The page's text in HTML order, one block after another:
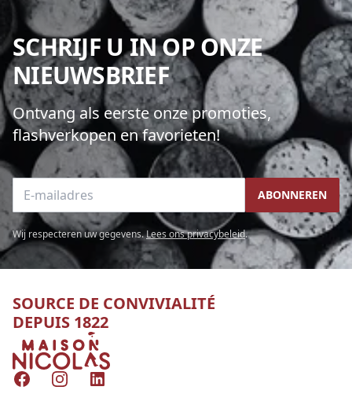
SCHRIJF U IN OP ONZE
NIEUWSBRIEF
Ontvang als eerste onze promoties,
flashverkopen en favorieten!
E-mailadres ABONNEREN
Wij respecteren uw gegevens.Lees ons privacybeleid.
SOURCE DE CONVIVIALITÉ
DEPUIS 1822
Nicolas
FacebookInstagramLinkedIn